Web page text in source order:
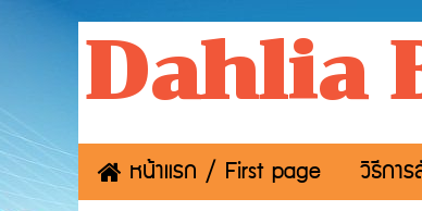
Dahlia
หน้าแรก / First page วิธีกา